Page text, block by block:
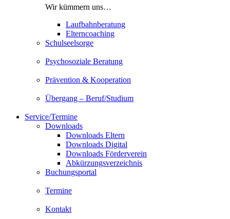
Wir kümmern uns…
Laufbahnberatung
Elterncoaching
Schulseelsorge
Psychosoziale Beratung
Prävention & Kooperation
Übergang – Beruf/Studium
Service/Termine
Downloads
Downloads Eltern
Downloads Digital
Downloads Förderverein
Abkürzungsverzeichnis
Buchungsportal
Termine
Kontakt